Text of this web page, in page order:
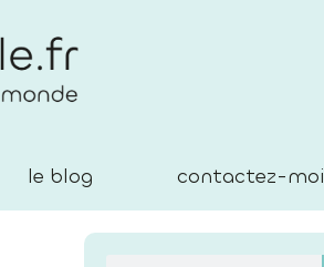
le blog contactez-moi